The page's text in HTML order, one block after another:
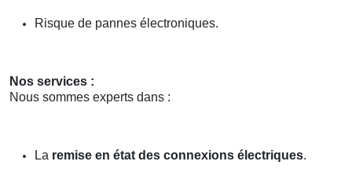
Risque de pannes électroniques.
Nos services :
Nous sommes experts dans :
La remise en état des connexions électriques.